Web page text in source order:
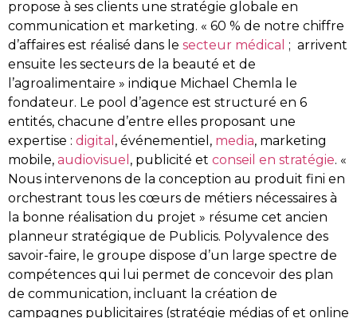
propose à ses clients une stratégie globale en
communication et marketing. « 60 % de notre chiffre
d’affaires est réalisé dans le secteur médical ; arrivent
ensuite les secteurs de la beauté et de
l’agroalimentaire » indique Michael Chemla le
fondateur. Le pool d’agence est structuré en 6
entités, chacune d’entre elles proposant une
expertise : digital , événementiel, media, marketing
mobile, audiovisuel , publicité et conseil en stratégie. «
Nous intervenons de la conception au produit fini en
orchestrant tous les cœurs de métiers nécessaires à
la bonne réalisation du projet » résume cet ancien
planneur stratégique de Publicis. Polyvalence des
savoir-faire, le groupe dispose d’un large spectre de
compétences qui lui permet de concevoir des plan
de communication, incluant la création de
campagnes publicitaires (stratégie médias of et online